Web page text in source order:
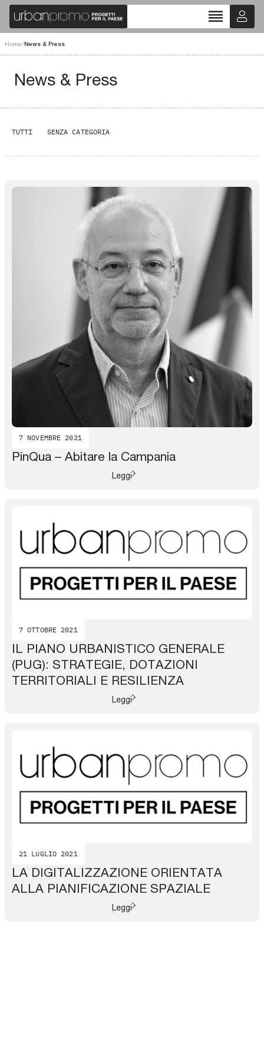
reorder
Home/News & Press
News & Press
TUTTI SENZA CATEGORIA
7 NOVEMBRE 2021
PinQua – Abitare la Campania
Leggi
7 OTTOBRE 2021
IL PIANO URBANISTICO GENERALE
(PUG): STRATEGIE, DOTAZIONI
TERRITORIALI E RESILIENZA
Leggi
21 LUGLIO 2021
LA DIGITALIZZAZIONE ORIENTATA
ALLA PIANIFICAZIONE SPAZIALE
Leggi